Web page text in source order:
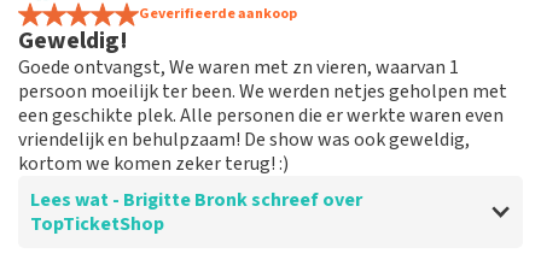
kunnen. Verder alles prima!
Goede service. Zou iets voordeliger kunnen. Verder alles
prima!
Geverifieerde aankoop
Geweldig!
Goede ontvangst, We waren met zn vieren, waarvan 1
persoon moeilijk ter been. We werden netjes geholpen met
een geschikte plek. Alle personen die er werkte waren even
vriendelijk en behulpzaam! De show was ook geweldig,
kortom we komen zeker terug! :)
Lees wat - Brigitte Bronk schreef over
TopTicketShop